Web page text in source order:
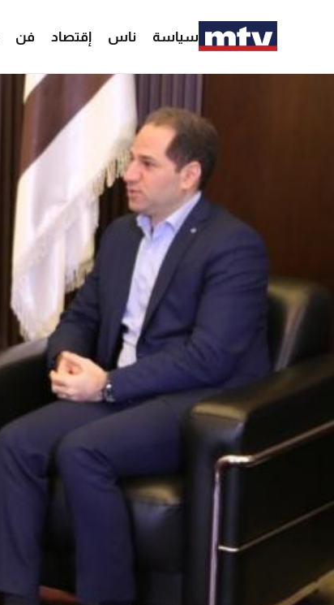
سياسة ناس إقتصاد فن